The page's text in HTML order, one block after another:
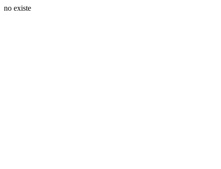
no existe